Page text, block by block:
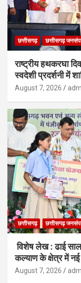
छत्तीसगढ़ छत्तीसगढ़
राष्ट्रीय हथकरघा
स्वदेशी प्रदर्शनी में
August 7, 2026
छत्तीसगढ़ छत्तीसगढ़
विशेष लेख : ढाई
कल्याण के क्षेत्र में
August 7, 2026